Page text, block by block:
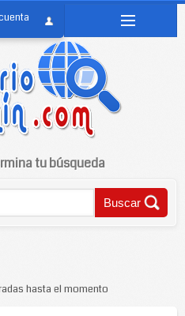
tu búsqueda
hasta el momento